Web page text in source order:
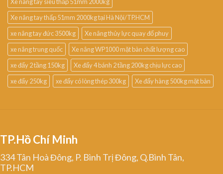
Xe nâng tay thấp 51mm 2000kg tại Hà Nội/TP.HCM
xe nâng tay đức 3500kg
Xe nâng thủy lực quay đổ phuy
xe nâng trung quốc
Xe nâng WP1000 mặt bàn chất lượng cao
xe đẩy 2 tầng 150kg
Xe đẩy 4 bánh 2 tầng 200kg chịu lực cao
xe đẩy 250kg
xe đẩy có lòng thép 300kg Xe đẩy hàng 500kg mặt bàn
TP.Hồ Chí Minh
334 Tân Hoà Đông, P. Bình Trị Đông, Q.Bình Tân,
TP.HCM